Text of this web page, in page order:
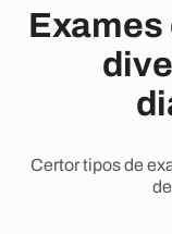
Certor tipos de